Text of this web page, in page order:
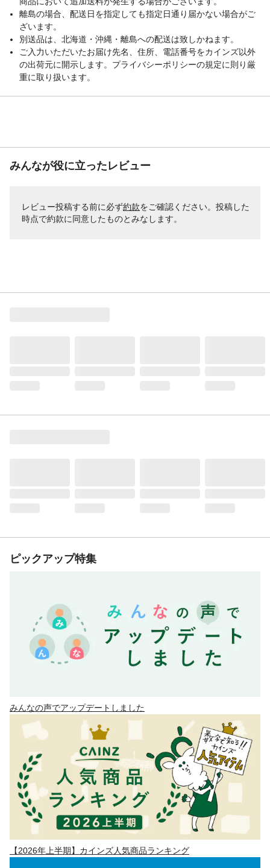
離島の場合、配送日を指定しても指定日通り届かない場合がご
ざいます。
別送品は、北海道・沖縄・離島への配送は致しかねます。
ご入力いただいたお届け先名、住所、電話番号をカインズ以外
の出荷元に開示します。プライバシーポリシーの規定に則り厳
重に取り扱います。
みんなが役に立ったレビュー
レビュー投稿する前に必ず約款をご確認ください。投稿した
時点で約款に同意したものとみなします。
ピックアップ特集
みんなの声でアップデートしました
【2026年上半期】カインズ人気商品ランキング